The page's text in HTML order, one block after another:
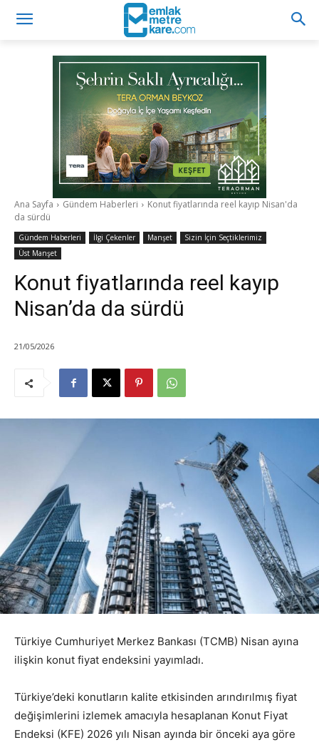
Ana Sayfa Gündem Haberleri
Konut fiyatlarında reel kayıp Nisan'da
da sürdü
Gündem Haberleri İlgi Çekenler Manşet
Sizin İçin Seçtiklerimiz
Üst Manşet
Konut fiyatlarında reel kayıp
Nisan’da da sürdü
21/05/2026
Türkiye Cumhuriyet Merkez Bankası (TCMB) Nisan ayına
ilişkin konut fiyat endeksini yayımladı.
Türkiye’deki konutların kalite etkisinden arındırılmış fiyat
değişimlerini izlemek amacıyla hesaplanan Konut Fiyat
Endeksi (KFE) 2026 yılı Nisan ayında bir önceki aya göre